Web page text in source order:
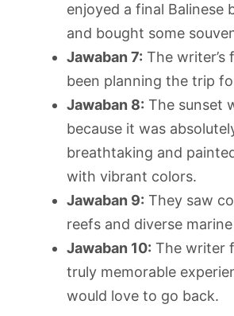
enjoyed a final Balinese
and bought some
Jawaban 7: The writer’s
been planning the trip
Jawaban 8: The sunset
because it was
breathtaking and
with vibrant colors.
Jawaban 9: They saw
reefs and diverse
Jawaban 10: The writer
truly memorable
would love to go back.